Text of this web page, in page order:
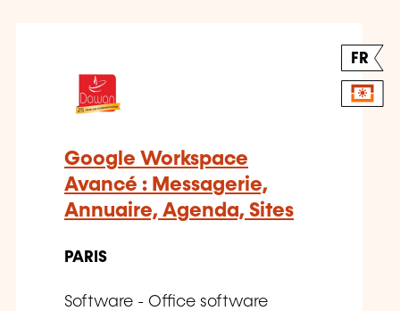
FR
Google Workspace
Avancé : Messagerie,
Annuaire, Agenda, Sites
PARIS
Software - Office software